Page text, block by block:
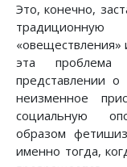
Это, конечно,
«овеществления»
эта проблема
представлении
неизменное
социальную
образом
именно тогда,